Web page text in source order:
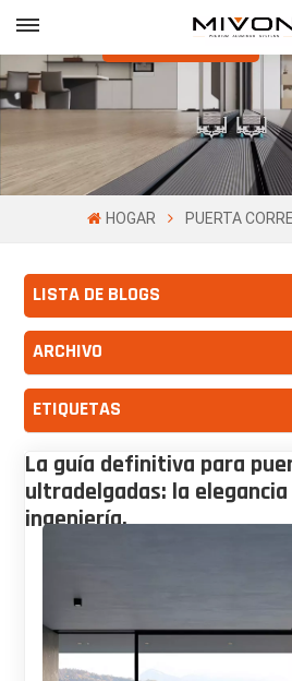
Obtenga Una
Cotización Gratis
HOGAR PUERTA
LISTA DE BLOGS
ARCHIVO
ETIQUETAS
La guía definitiva para
ultradelgadas: la elegancia
ingeniería.